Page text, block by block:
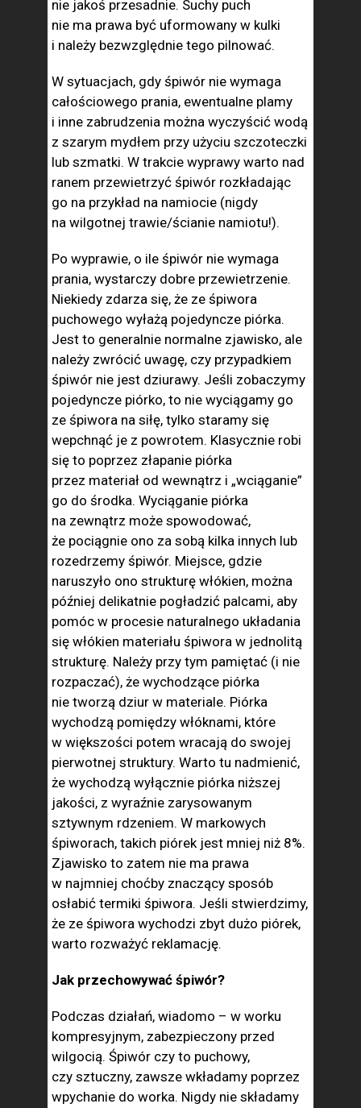
nie jakoś przesadnie. Suchy puch
nie ma prawa być uformowany w kulki
i należy bezwzględnie tego pilnować.
W sytuacjach, gdy śpiwór nie wymaga
całościowego prania, ewentualne plamy
i inne zabrudzenia można wyczyścić wodą
z szarym mydłem przy użyciu szczoteczki
lub szmatki. W trakcie wyprawy warto nad
ranem przewietrzyć śpiwór rozkładając
go na przykład na namiocie (nigdy
na wilgotnej trawie/ścianie namiotu!).
Po wyprawie, o ile śpiwór nie wymaga
prania, wystarczy dobre przewietrzenie.
Niekiedy zdarza się, że ze śpiwora
puchowego wyłażą pojedyncze piórka.
Jest to generalnie normalne zjawisko, ale
należy zwrócić uwagę, czy przypadkiem
śpiwór nie jest dziurawy. Jeśli zobaczymy
pojedyncze piórko, to nie wyciągamy go
ze śpiwora na siłę, tylko staramy się
wepchnąć je z powrotem. Klasycznie robi
się to poprzez złapanie piórka
przez materiał od wewnątrz i „wciąganie”
go do środka. Wyciąganie piórka
na zewnątrz może spowodować,
że pociągnie ono za sobą kilka innych lub
rozedrzemy śpiwór. Miejsce, gdzie
naruszyło ono strukturę włókien, można
później delikatnie pogładzić palcami, aby
pomóc w procesie naturalnego układania
się włókien materiału śpiwora w jednolitą
strukturę. Należy przy tym pamiętać (i nie
rozpaczać), że wychodzące piórka
nie tworzą dziur w materiale. Piórka
wychodzą pomiędzy włóknami, które
w większości potem wracają do swojej
pierwotnej struktury. Warto tu nadmienić,
że wychodzą wyłącznie piórka niższej
jakości, z wyraźnie zarysowanym
sztywnym rdzeniem. W markowych
śpiworach, takich piórek jest mniej niż 8%.
Zjawisko to zatem nie ma prawa
w najmniej choćby znaczący sposób
osłabić termiki śpiwora. Jeśli stwierdzimy,
że ze śpiwora wychodzi zbyt dużo piórek,
warto rozważyć reklamację.
Jak przechowywać śpiwór?
Podczas działań, wiadomo – w worku
kompresyjnym, zabezpieczony przed
wilgocią. Śpiwór czy to puchowy,
czy sztuczny, zawsze wkładamy poprzez
wpychanie do worka. Nigdy nie składamy